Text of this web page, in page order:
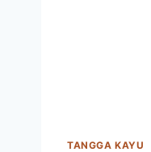
TANGGA KAYU